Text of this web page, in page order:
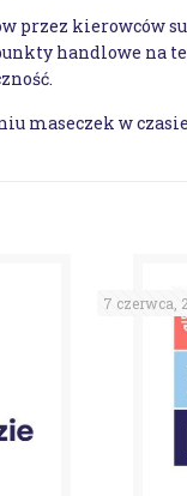
przez kierowców
handlowe na
maseczek w
7 czerwca,